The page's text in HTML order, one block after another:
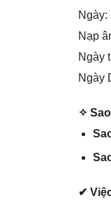
Ngày:
Nạp
Ngày
Ngày
✧
✔